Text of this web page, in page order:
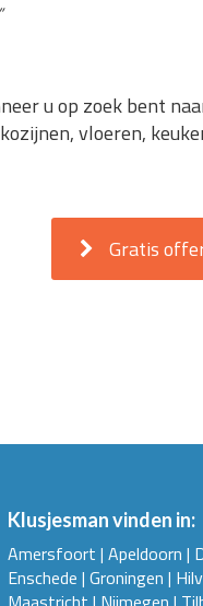
u op zoek bent
vloeren,
Gratis
Klusjesman vinden in:
Amersfoort | Apeldoorn |
Enschede | Groningen |